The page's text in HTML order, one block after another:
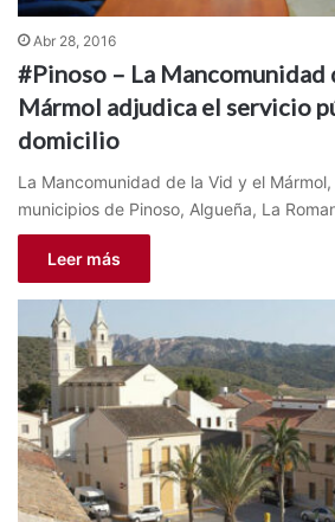
Abr 28, 2016
#Pinoso – La Mancomunidad
Mármol adjudica el servicio
domicilio
La Mancomunidad de la Vid y el
municipios de Pinoso, Algueña, La
Leer más